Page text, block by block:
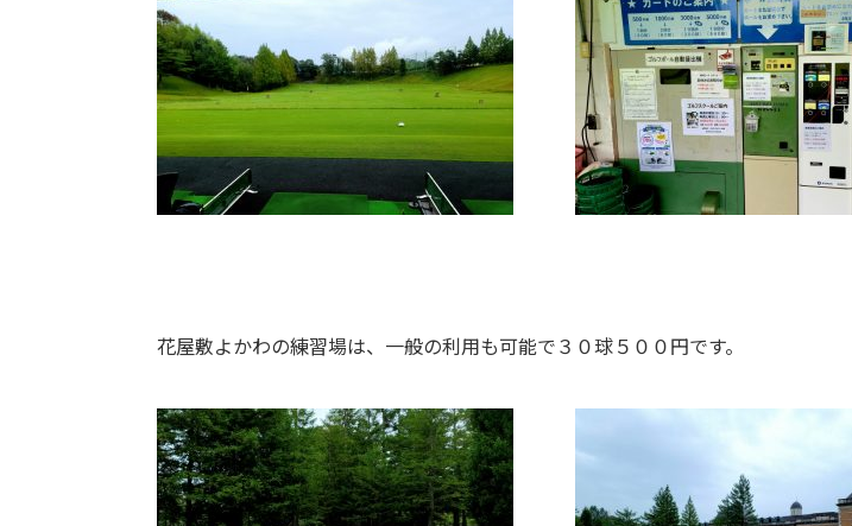
花屋敷よかわの練習場は、一般の利用も可能で３０球５００円です。